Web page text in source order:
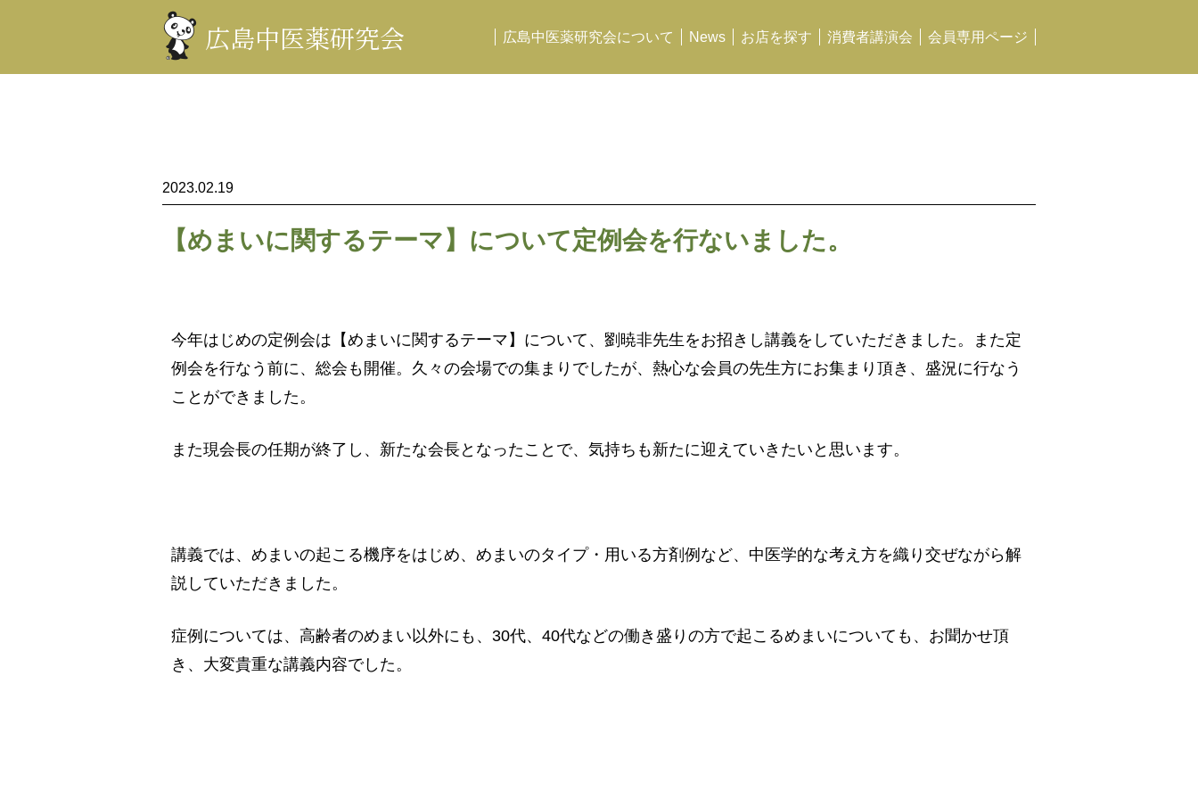
を
広島中医薬研究会 広島中医薬研究会について News お店を探す 消費者講演会 会員専用ページ
2023.02.19
【めまいに関するテーマ】について定例会を行ないました。
今年はじめの定例会は【めまいに関するテーマ】について、劉暁非先生をお招きし講義をしていただきました。また定
例会を行なう前に、総会も開催。久々の会場での集まりでしたが、熱心な会員の先生方にお集まり頂き、盛況に行なう
ことができました。
また現会長の任期が終了し、新たな会長となったことで、気持ちも新たに迎えていきたいと思います。
講義では、めまいの起こる機序をはじめ、めまいのタイプ・用いる方剤例など、中医学的な考え方を織り交ぜながら解
説していただきました。
症例については、高齢者のめまい以外にも、30代、40代などの働き盛りの方で起こるめまいについても、お聞かせ頂
き、大変貴重な講義内容でした。